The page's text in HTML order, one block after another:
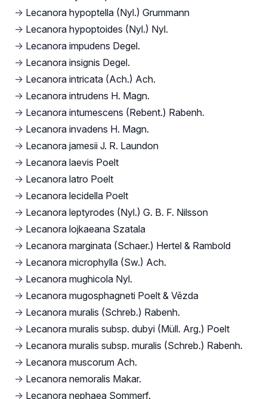
→ Lecanora hypoptella (Nyl.) Grummann
→ Lecanora hypoptoides (Nyl.) Nyl.
→ Lecanora impudens Degel.
→ Lecanora insignis Degel.
→ Lecanora intricata (Ach.) Ach.
→ Lecanora intrudens H. Magn.
→ Lecanora intumescens (Rebent.) Rabenh.
→ Lecanora invadens H. Magn.
→ Lecanora jamesii J. R. Laundon
→ Lecanora laevis Poelt
→ Lecanora latro Poelt
→ Lecanora lecidella Poelt
→ Lecanora leptyrodes (Nyl.) G. B. F. Nilsson
→ Lecanora lojkaeana Szatala
→ Lecanora marginata (Schaer.) Hertel & Rambold
→ Lecanora microphylla (Sw.) Ach.
→ Lecanora mughicola Nyl.
→ Lecanora mugosphagneti Poelt & Vězda
→ Lecanora muralis (Schreb.) Rabenh.
→ Lecanora muralis subsp. dubyi (Müll. Arg.) Poelt
→ Lecanora muralis subsp. muralis (Schreb.) Rabenh.
→ Lecanora muscorum Ach.
→ Lecanora nemoralis Makar.
→ Lecanora nephaea Sommerf.